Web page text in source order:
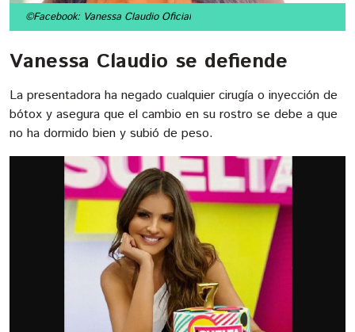
©Facebook: Vanessa Claudio Oficial
Vanessa Claudio se defiende
La presentadora ha negado cualquier cirugía o inyección de
bótox y asegura que el cambio en su rostro se debe a que
no ha dormido bien y subió de peso.